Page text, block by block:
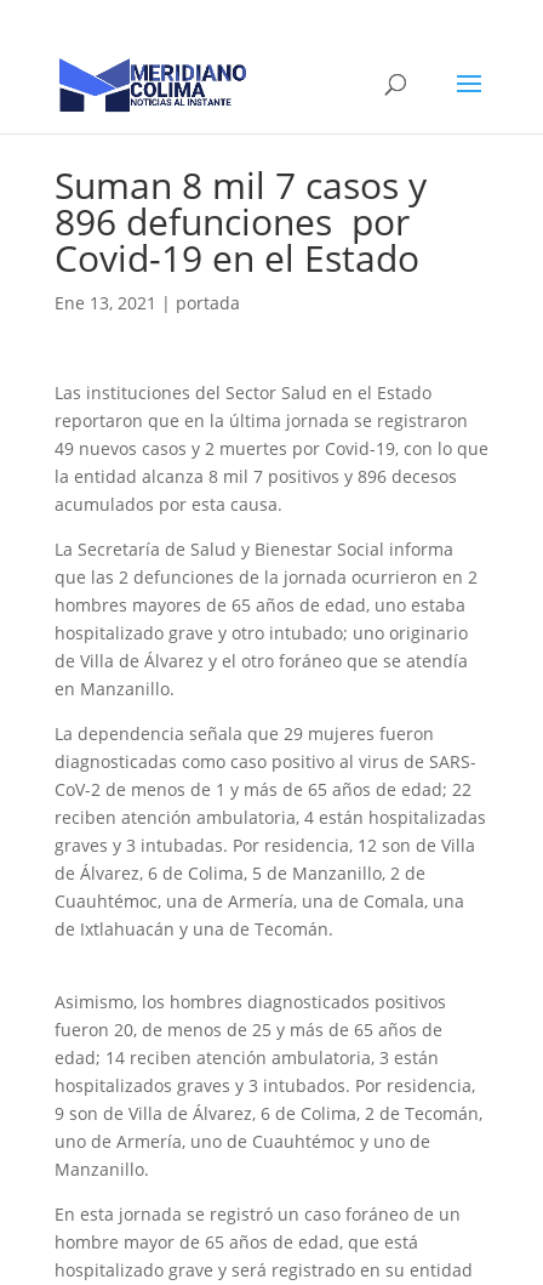
Suman 8 mil 7 casos y
896 defunciones por
Covid-19 en el Estado
Ene 13, 2021 | portada
Las instituciones del Sector Salud en el Estado
reportaron que en la última jornada se registraron
49 nuevos casos y 2 muertes por Covid-19, con lo que
la entidad alcanza 8 mil 7 positivos y 896 decesos
acumulados por esta causa.
La Secretaría de Salud y Bienestar Social informa
que las 2 defunciones de la jornada ocurrieron en 2
hombres mayores de 65 años de edad, uno estaba
hospitalizado grave y otro intubado; uno originario
de Villa de Álvarez y el otro foráneo que se atendía
en Manzanillo.
La dependencia señala que 29 mujeres fueron
diagnosticadas como caso positivo al virus de SARS-
CoV-2 de menos de 1 y más de 65 años de edad; 22
reciben atención ambulatoria, 4 están hospitalizadas
graves y 3 intubadas. Por residencia, 12 son de Villa
de Álvarez, 6 de Colima, 5 de Manzanillo, 2 de
Cuauhtémoc, una de Armería, una de Comala, una
de Ixtlahuacán y una de Tecomán.
Asimismo, los hombres diagnosticados positivos
fueron 20, de menos de 25 y más de 65 años de
edad; 14 reciben atención ambulatoria, 3 están
hospitalizados graves y 3 intubados. Por residencia,
9 son de Villa de Álvarez, 6 de Colima, 2 de Tecomán,
uno de Armería, uno de Cuauhtémoc y uno de
Manzanillo.
En esta jornada se registró un caso foráneo de un
hombre mayor de 65 años de edad, que está
hospitalizado grave y será registrado en su entidad